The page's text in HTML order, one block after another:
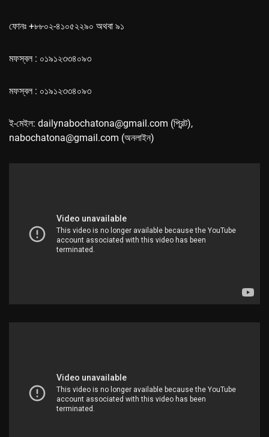
ফোনঃ +৮৮০২-৪১০৫২২৯০ অথবা ৯১
মফস্বল : ০১৯১২৩৩৪০৯৩
মফস্বল : ০১৯১২৩৩৪০৯৩
ই-মেইল: dailynabochatona@gmail.com (প্রিন্ট),
nabochatona@gmail.com (অনলাইন)